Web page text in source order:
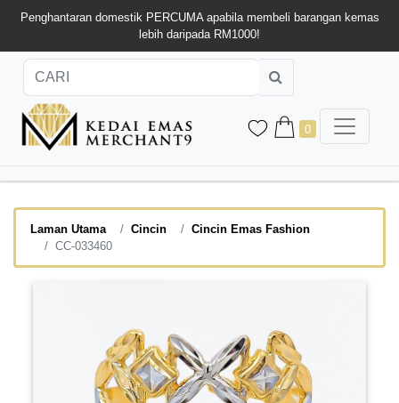
Penghantaran domestik PERCUMA apabila membeli barangan kemas
lebih daripada RM1000!
0
Laman Utama Cincin
Cincin Emas Fashion
CC-033460